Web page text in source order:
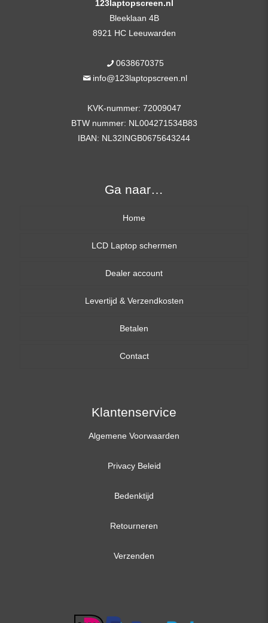
123laptopscreen.nl
Bleeklaan 4B
8921 HC Leeuwarden
0638670375
info@123laptopscreen.nl
KVK-nummer: 72009047
BTW nummer: NL004271534B83
IBAN: NL32INGB0675643244
Ga naar…
Home
LCD Laptop schermen
13,3 inch
14,0 inch
15,6 inch
17,3 inch
Dealer account
Levertijd & Verzendkosten
Betalen
Contact
Klantenservice
Algemene Voorwaarden
Privacy Beleid
Bedenktijd
Retourneren
Verzenden